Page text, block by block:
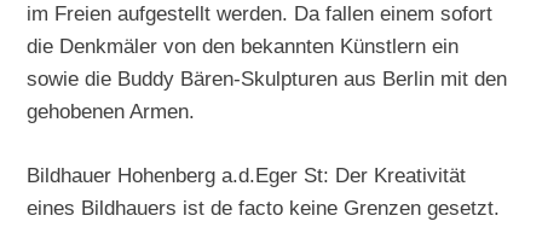
im Freien aufgestellt werden. Da fallen einem sofort
die Denkmäler von den bekannten Künstlern ein
sowie die Buddy Bären-Skulpturen aus Berlin mit den
gehobenen Armen.
Bildhauer Hohenberg a.d.Eger St: Der Kreativität
eines Bildhauers ist de facto keine Grenzen gesetzt.